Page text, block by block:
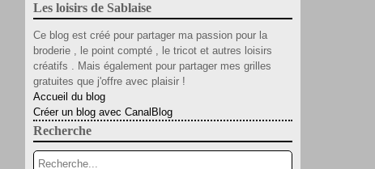
Les loisirs de Sablaise
Ce blog est créé pour partager ma passion pour la
broderie , le point compté , le tricot et autres loisirs
créatifs . Mais également pour partager mes grilles
gratuites que j'offre avec plaisir !
Accueil du blog
Créer un blog avec CanalBlog
Recherche